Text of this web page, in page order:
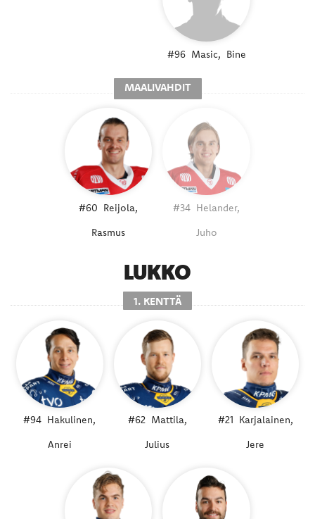
#96 Masic, Bine
MAALIVAHDIT
#60 Reijola,
Rasmus
#34 Helander,
Juho
LUKKO
1. KENTTÄ
#94 Hakulinen,
Anrei
#62 Mattila,
Julius
#21 Karjalainen,
Jere